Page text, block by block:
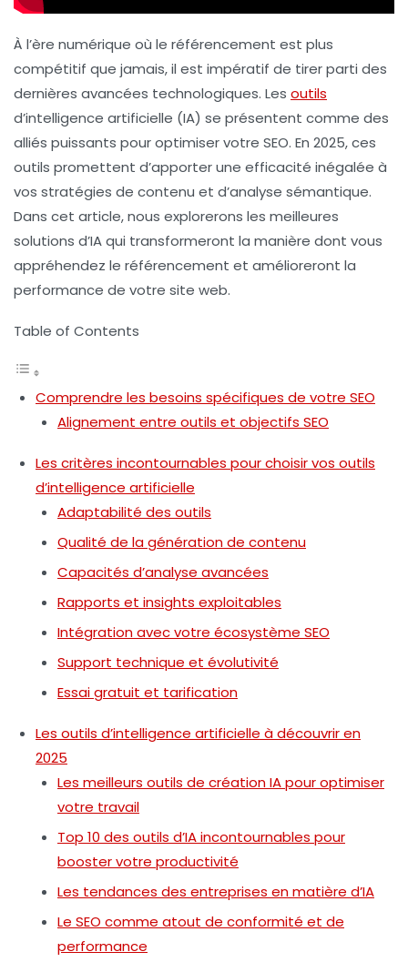
À l’ère numérique où le référencement est plus
compétitif que jamais, il est impératif de tirer parti des
dernières avancées technologiques. Les outils
d’intelligence artificielle (IA) se présentent comme des
alliés puissants pour optimiser votre SEO. En 2025, ces
outils promettent d’apporter une efficacité inégalée à
vos stratégies de contenu et d’analyse sémantique.
Dans cet article, nous explorerons les meilleures
solutions d’IA qui transformeront la manière dont vous
appréhendez le référencement et amélioreront la
performance de votre site web.
Table of Contents
Comprendre les besoins spécifiques de votre SEO
Alignement entre outils et objectifs SEO
Les critères incontournables pour choisir vos outils
d’intelligence artificielle
Adaptabilité des outils
Qualité de la génération de contenu
Capacités d’analyse avancées
Rapports et insights exploitables
Intégration avec votre écosystème SEO
Support technique et évolutivité
Essai gratuit et tarification
Les outils d’intelligence artificielle à découvrir en
2025
Les meilleurs outils de création IA pour optimiser
votre travail
Top 10 des outils d’IA incontournables pour
booster votre productivité
Les tendances des entreprises en matière d’IA
Le SEO comme atout de conformité et de
performance